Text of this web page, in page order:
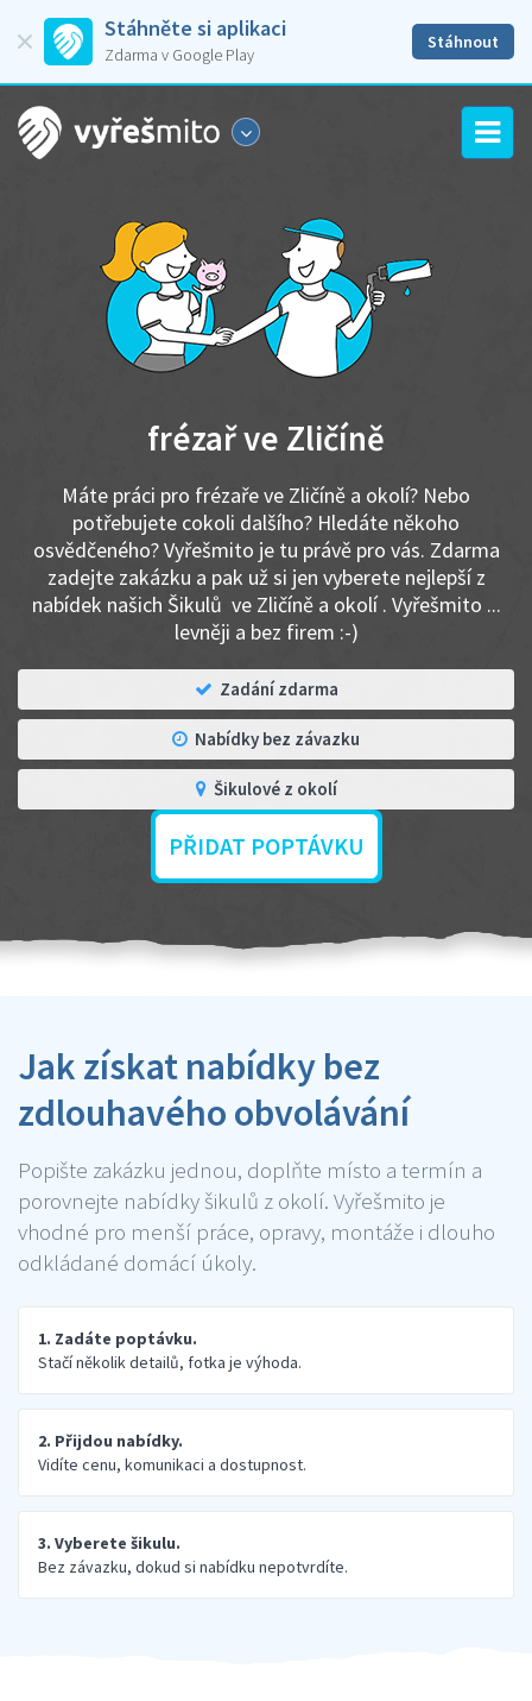
Stáhněte si aplikaci
Zdarma v Google Play
Stáhnout
frézař ve Zličíně
Máte práci pro frézaře ve Zličíně a okolí? Nebo
potřebujete cokoli dalšího? Hledáte někoho
osvědčeného? Vyřešmito je tu právě pro vás. Zdarma
zadejte zakázku a pak už si jen vyberete nejlepší z
nabídek našich Šikulů ve Zličíně a okolí . Vyřešmito ...
levněji a bez firem :-)
Zadání zdarma
Nabídky bez závazku
Šikulové z okolí
PŘIDAT POPTÁVKU
Jak získat nabídky bez
zdlouhavého obvolávání
Popište zakázku jednou, doplňte místo a termín a
porovnejte nabídky šikulů z okolí. Vyřešmito je
vhodné pro menší práce, opravy, montáže i dlouho
odkládané domácí úkoly.
1. Zadáte poptávku.
Stačí několik detailů, fotka je výhoda.
2. Přijdou nabídky.
Vidíte cenu, komunikaci a dostupnost.
3. Vyberete šikulu.
Bez závazku, dokud si nabídku nepotvrdíte.